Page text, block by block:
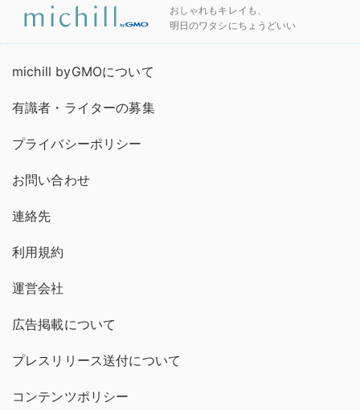
おしゃれもキレイも、
明日のワタシにちょうどいい
michill byGMOについて
有識者・ライターの募集
プライバシーポリシー
お問い合わせ
連絡先
利用規約
運営会社
広告掲載について
プレスリリース送付について
コンテンツポリシー